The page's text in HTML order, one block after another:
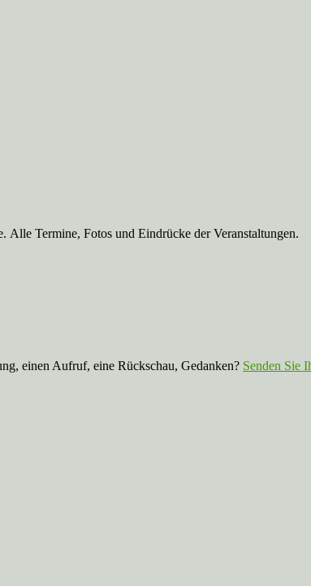
Alle Termine, Fotos und Eindrücke der Veranstaltungen.
einen Aufruf, eine Rückschau, Gedanken? Senden Sie